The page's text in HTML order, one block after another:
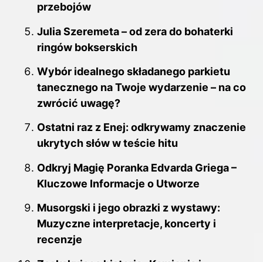
przebojów
Julia Szeremeta – od zera do bohaterki
ringów bokserskich
Wybór idealnego składanego parkietu
tanecznego na Twoje wydarzenie – na co
zwrócić uwagę?
Ostatni raz z Enej: odkrywamy znaczenie
ukrytych słów w teście hitu
Odkryj Magię Poranka Edvarda Griega –
Kluczowe Informacje o Utworze
Musorgski i jego obrazki z wystawy:
Muzyczne interpretacje, koncerty i
recenzje